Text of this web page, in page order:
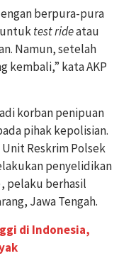
berpura-pura
test rideatau
Namun, setelah
kembali,” kata AKP
korban penipuan
pihak kepolisian.
Reskrim Polsek
penyelidikan
pelaku berhasil
Jawa Tengah.
di Indonesia,